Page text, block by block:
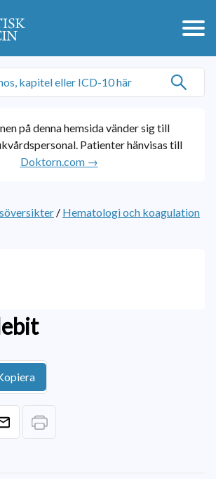
på denna hemsida vänder sig till
Patienter hänvisas till
Doktorn.com →
/ Hematologi och koagulation